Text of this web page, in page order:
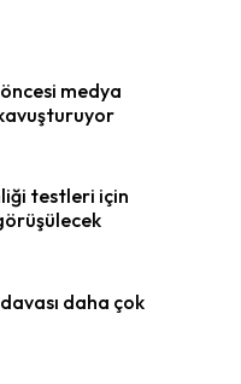
medya
testleri için
davası daha çok